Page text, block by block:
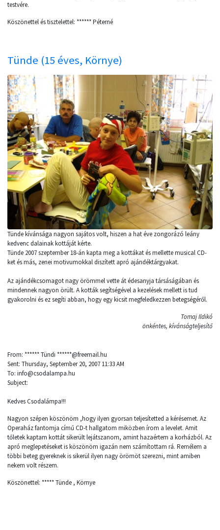
testvére.
Köszönettel és tisztelettel: ****** Péterné
Tünde (15 éves, Környe)
Tünde kívánsága nagyon sajátos volt, hiszen a hat éve zongorázó leány
kedvenc dalainak kottáját kérte.
Tünde 2007 szeptember 18-án kapta meg a kottákat és mellette musical CD-
ket és más, zenei motivumokkal diszített apró ajándéktárgyakat.
Az ajándékcsomagot nagy örömmel vette át édesanyja társáságában és
mindennek nagyon örült. A kották segítségével a kezelések mellett is tud
gyakorolni és ez segíti abban, hogy egy kicsit megfeledkezzen betegségéről.
Tomaj Ildikó
önkéntes, kívánságteljesítő
From: ****** Tündi ******@freemail.hu
Sent: Thursday, September 20, 2007 11:33 AM
To: info@csodalampa.hu
Subject:
Kedves Csodalámpa!!!
Nagyon szépen köszönöm ,hogy ilyen gyorsan teljesítetted a kérésemet. Az
Operaház fantomja című CD-t hallgatom miközben írom a levelet. Amit
tőletek kaptam kottát sikerült lejátszanom, amint hazaértem a korházból. Az
apró meglepetéseket is köszönöm igazán nem számítottam rá. Remélem a
többi beteg gyereknek is sikerül ilyen nagy örömöt szerezni, mint amiben
nekem volt részem.
Köszönettel: ***** Tünde , Környe